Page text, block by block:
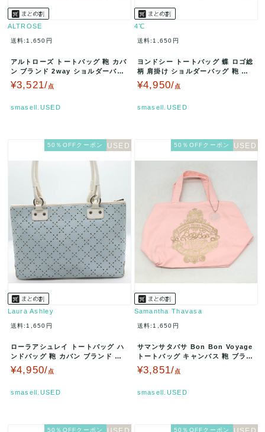
ALTROSE
送料:1,650円
アルトローズ トートバッグ 鞄 カバ
ン ブランド 2way ショルダーバッ
ク No.9 シンシア レ…
¥3,521/点
smasell.USED
4℃
送料:1,650円
ヨンドシー トートバッグ 蝶 ロゴ総
柄 肩掛け ショルダーバッグ 鞄 カ
バン ブランド レディース …
¥4,950/点
smasell.USED
50％OFFクーポン
Laura Ashley
送料:1,650円
ローラアシュレイ トートバッグ ハ
ンドバッグ 鞄 カバン ブランド レ
ディース ライトブルー Lau…
¥4,950/点
smasell.USED
50％OFFクーポン
Samantha Thavasa
送料:1,650円
サマンサタバサ Bon Bon Voyage
トートバッグ キャンバス 鞄 ブラン
ド レディース ピ…
¥3,851/点
smasell.USED
50％OFFクーポン 50％OFFクーポン